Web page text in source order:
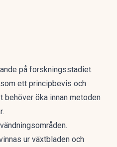
på forskningsstadiet.
ett principbevis och
öka innan metoden
ur växtbladen och